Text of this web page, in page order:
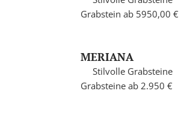
Grabstein ab 5950,00 €
MERIANA
Stilvolle Grabsteine
Grabsteine ab 2.950 €